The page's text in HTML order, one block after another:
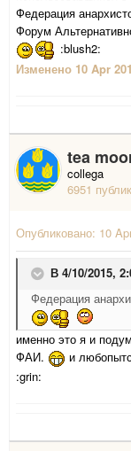
Федерация
Форум
:blush2:
Изменено 10 Apr
tea
collega
6951
Опубликовано: 10
В 4/10/2015,
Федерация
именно это я и
ФАИ.
и
:grin: